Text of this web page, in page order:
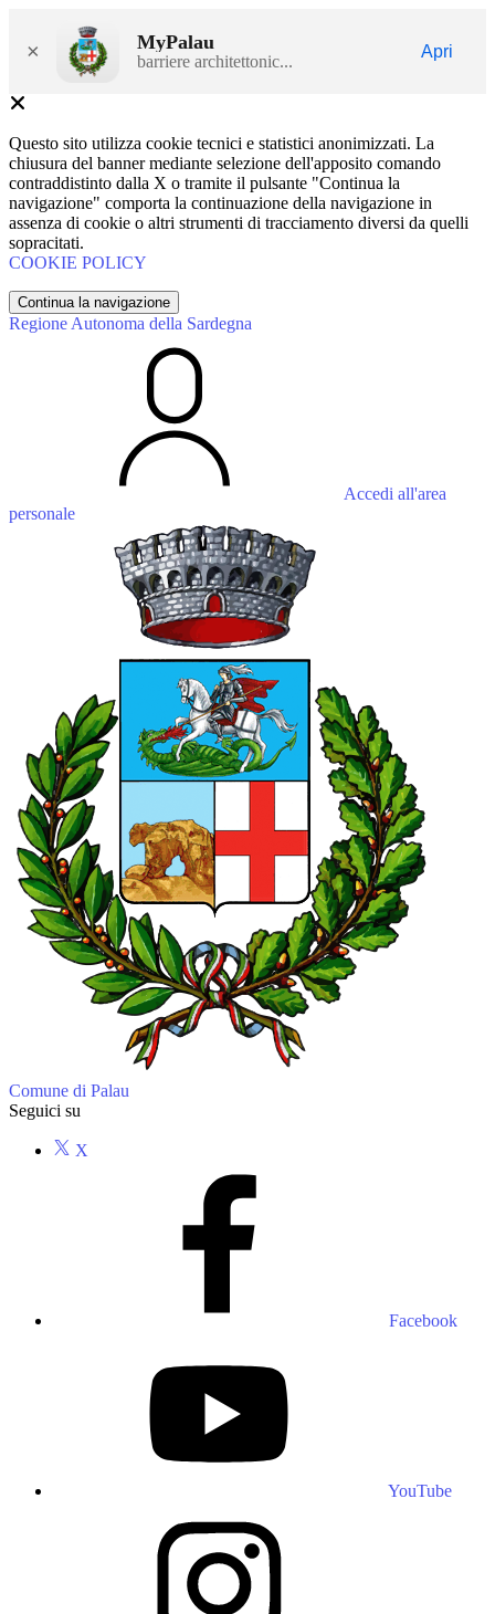
× MyPalau
barriere architettonic...
Apri
Questo sito utilizza cookie tecnici e statistici anonimizzati. La
chiusura del banner mediante selezione dell'apposito comando
contraddistinto dalla X o tramite il pulsante "Continua la
navigazione" comporta la continuazione della navigazione in
assenza di cookie o altri strumenti di tracciamento diversi da quelli
sopracitati.
COOKIE POLICY
Continua la navigazione
Regione Autonoma della Sardegna
Accedi all'area
personale
Comune di Palau
Seguici su
X
Facebook
YouTube